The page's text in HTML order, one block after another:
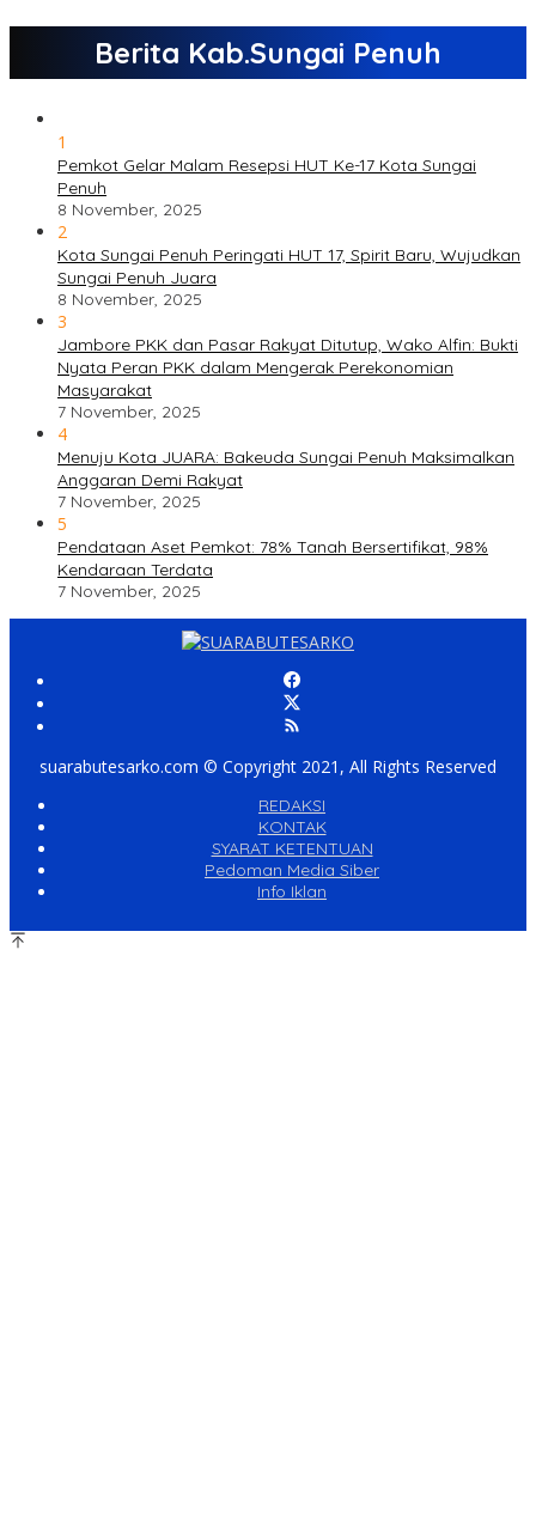
Berita Kab.Sungai Penuh
1
Pemkot Gelar Malam Resepsi HUT Ke-17 Kota Sungai
Penuh
8 November, 2025
2
Kota Sungai Penuh Peringati HUT 17, Spirit Baru, Wujudkan
Sungai Penuh Juara
8 November, 2025
3
Jambore PKK dan Pasar Rakyat Ditutup, Wako Alfin: Bukti
Nyata Peran PKK dalam Mengerak Perekonomian
Masyarakat
7 November, 2025
4
Menuju Kota JUARA: Bakeuda Sungai Penuh Maksimalkan
Anggaran Demi Rakyat
7 November, 2025
5
Pendataan Aset Pemkot: 78% Tanah Bersertifikat, 98%
Kendaraan Terdata
7 November, 2025
suarabutesarko.com © Copyright 2021, All Rights Reserved
REDAKSI
KONTAK
SYARAT KETENTUAN
Pedoman Media Siber
Info Iklan